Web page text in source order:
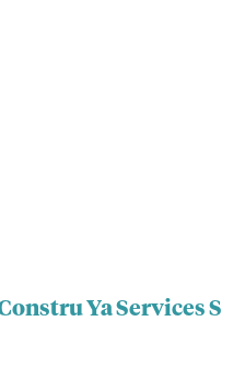
Ya Services S